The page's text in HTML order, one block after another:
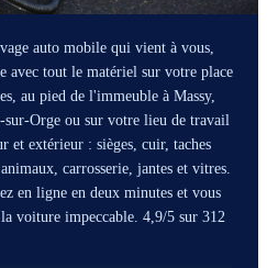
auto mobile qui vient à vous,
avec tout le matériel sur votre place
au pied de l'immeuble à Massy,
sur-Orge ou sur votre lieu de travail
et extérieur : sièges, cuir, taches
carrosserie, jantes et vitres.
en ligne en deux minutes et vous
voiture impeccable. 4,9/5 sur 312